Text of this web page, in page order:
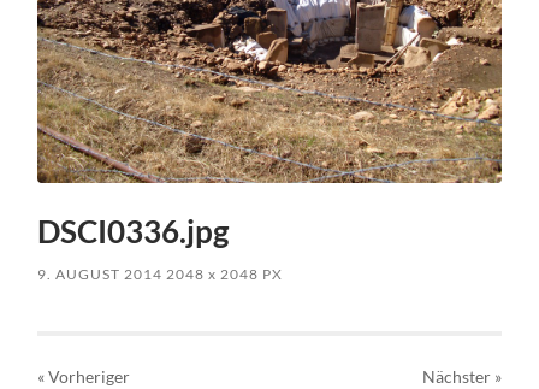
DSCI0336.jpg
9. AUGUST 2014 2048x 2048 PX
« Vorheriger Nächster »